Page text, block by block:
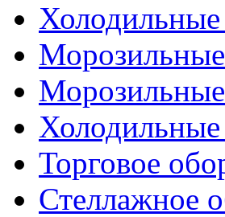
Холодильные
Торговое
Стеллажное